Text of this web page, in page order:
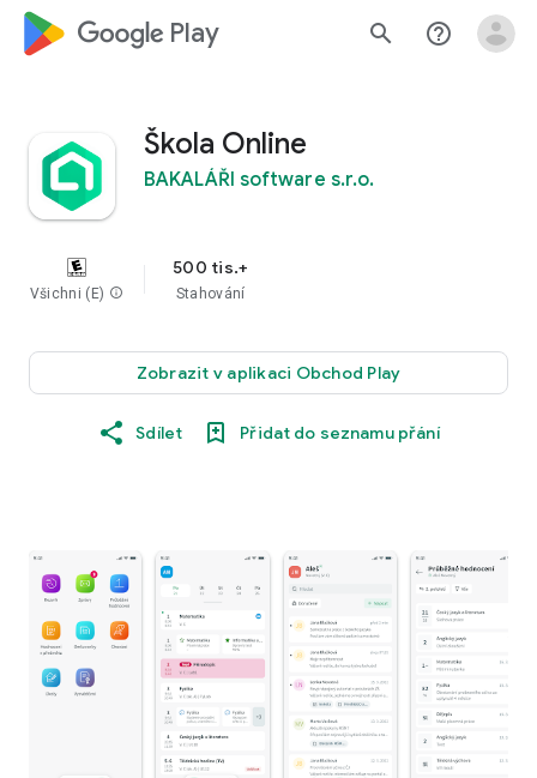
google_logo Play search help_outline
Škola Online
BAKALÁŘI software s.r.o.
Všichni (E) info
500 tis.+
Stahování
Zobrazit v aplikaci Obchod Play
Sdílet Přidat do seznamu přání